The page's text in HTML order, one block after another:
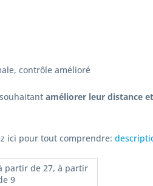
contrôle amélioré
améliorer leur distance
ici pour tout comprendre:
partir de 27, à partir
9